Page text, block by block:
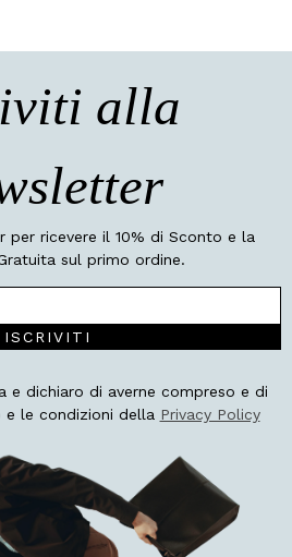
alla
per ricevere il 10% di Sconto e la
sul primo ordine.
ISCRIVITI
dichiaro di averne compreso e di
le condizioni della Privacy Policy